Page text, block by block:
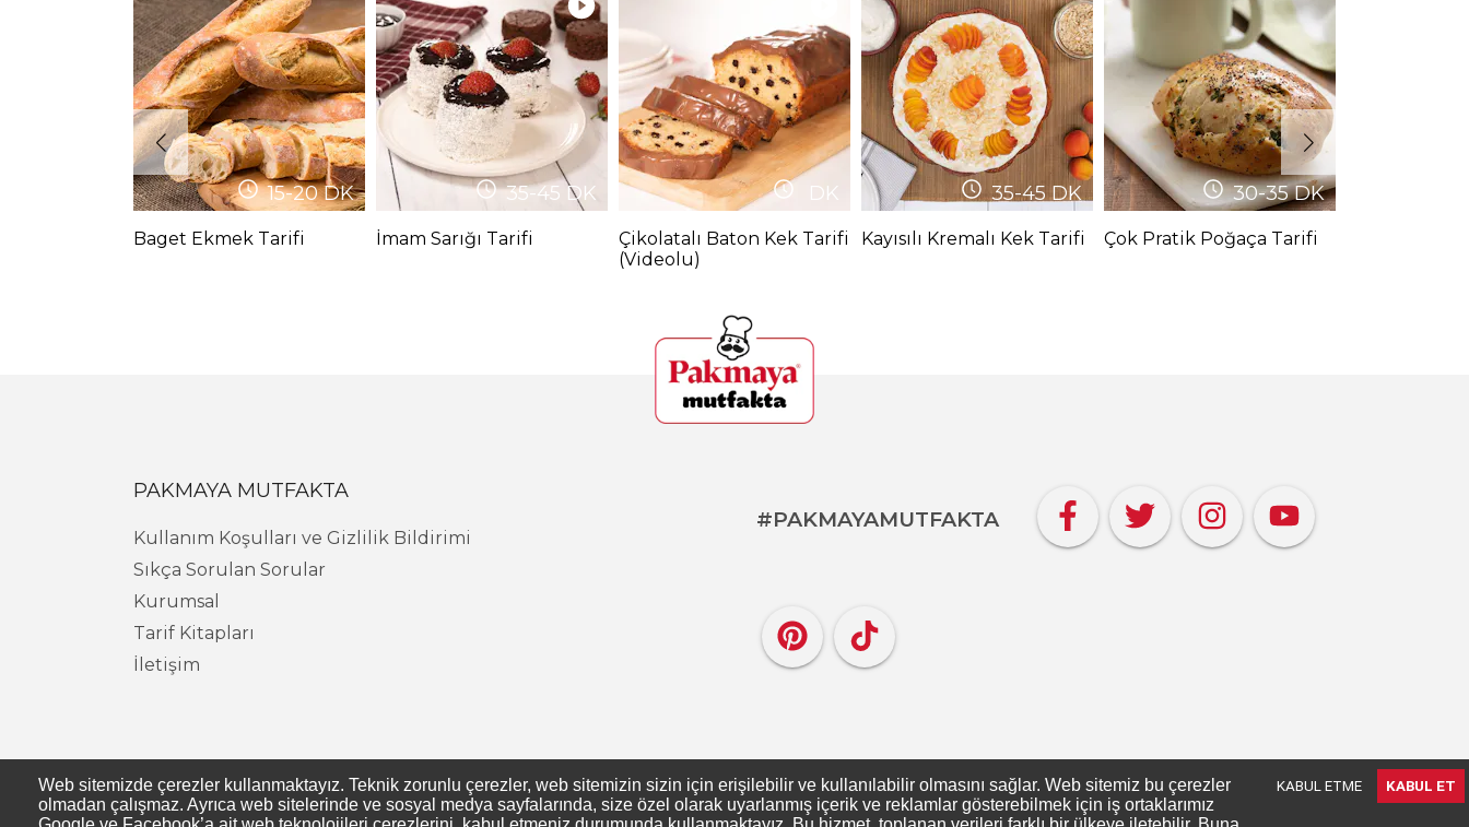
15-20DK
Baget Ekmek Tarifi
35-45 DK
İmam Sarığı Tarifi
DK
Çikolatalı Baton Kek Tarifi
(Videolu)
35-45DK
Kayısılı Kremalı Kek Tarifi
30-35DK
Çok Pratik Poğaça Tarifi
PAKMAYA MUTFAKTA
Kullanım Koşulları ve Gizlilik Bildirimi
Sıkça Sorulan Sorular
Kurumsal
Tarif Kitapları
İletişim
#PAKMAYAMUTFAKTA
Web sitemizde çerezler kullanmaktayız. Teknik zorunlu çerezler, web sitemizin sizin için erişilebilir ve kullanılabilir olmasını sağlar. Web sitemiz bu çerezler
olmadan çalışmaz. Ayrıca web sitelerinde ve sosyal medya sayfalarında, size özel olarak uyarlanmış içerik ve reklamlar gösterebilmek için iş ortaklarımız
KABUL ETME KABUL ET